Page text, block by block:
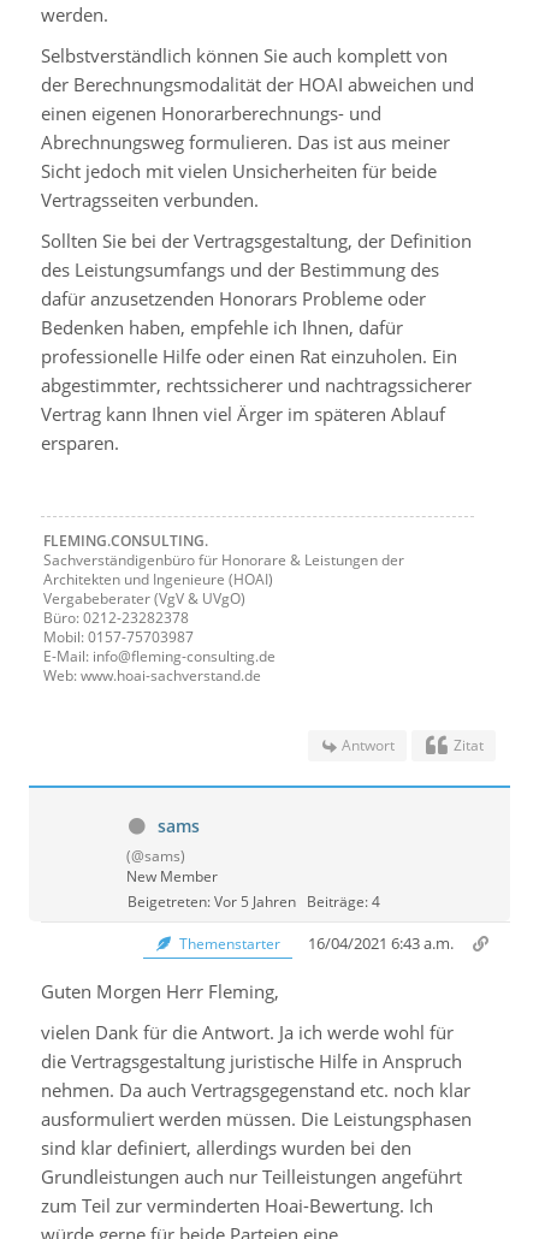
werden.
Selbstverständlich können Sie auch komplett von
der Berechnungsmodalität der HOAI abweichen und
einen eigenen Honorarberechnungs- und
Abrechnungsweg formulieren. Das ist aus meiner
Sicht jedoch mit vielen Unsicherheiten für beide
Vertragsseiten verbunden.
Sollten Sie bei der Vertragsgestaltung, der Definition
des Leistungsumfangs und der Bestimmung des
dafür anzusetzenden Honorars Probleme oder
Bedenken haben, empfehle ich Ihnen, dafür
professionelle Hilfe oder einen Rat einzuholen. Ein
abgestimmter, rechtssicherer und nachtragssicherer
Vertrag kann Ihnen viel Ärger im späteren Ablauf
ersparen.
FLEMING.CONSULTING.
Sachverständigenbüro für Honorare & Leistungen der
Architekten und Ingenieure (HOAI)
Vergabeberater (VgV & UVgO)
Büro: 0212-23282378
Mobil: 0157-75703987
E-Mail: info@fleming-consulting.de
Web: www.hoai-sachverstand.de
Antwort Zitat
sams
(@sams)
New Member
Beigetreten: Vor 5 Jahren Beiträge: 4
Themenstarter 16/04/2021 6:43 a.m.
Guten Morgen Herr Fleming,
vielen Dank für die Antwort. Ja ich werde wohl für
die Vertragsgestaltung juristische Hilfe in Anspruch
nehmen. Da auch Vertragsgegenstand etc. noch klar
ausformuliert werden müssen. Die Leistungsphasen
sind klar definiert, allerdings wurden bei den
Grundleistungen auch nur Teilleistungen angeführt
zum Teil zur verminderten Hoai-Bewertung. Ich
würde gerne für beide Parteien eine